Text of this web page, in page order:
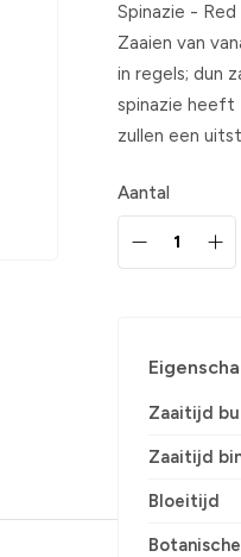
Spinazie - Red
Zaaien van
in regels; dun
spinazie heeft
zullen een
Aantal
Zaaitijd
Zaaitijd
Bloeitijd